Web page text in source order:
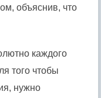
объяснив, что
каждого
того чтобы
нужно